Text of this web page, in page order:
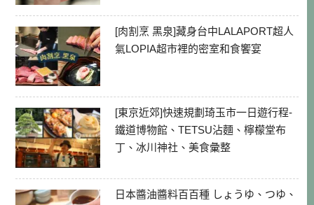
[肉割烹 黑泉]藏身台中LALAPORT超人
氣LOPIA超市裡的密室和食饗宴
[東京近郊]快速規劃琦玉市一日遊行程-
鐵道博物館、TETSU沾麵、檸檬堂布
丁、冰川神社、美食彙整
日本醬油醬料百百種 しょうゆ、つゆ、